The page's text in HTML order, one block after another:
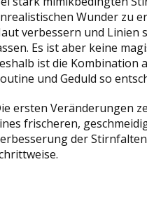
Wunder zu
verbessern und Linien
Es ist aber keine
ist die Kombination
und Geduld so
ersten Veränderungen
frischeren,
der